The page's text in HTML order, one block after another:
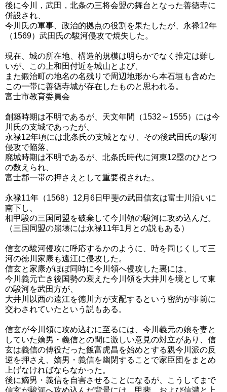
後に今川，武田，北条の三将会盟の舞台となった善徳寺に
併設され、
今川氏の軍事、政治的拠点の役割を果たしたが、永禄12年
（1569）武田氏の駿河侵攻で焼失した。
現在、城の所在地、構造的規模は明らかでなく推定は難し
いが、この上和田付近を城山とよび、
また鍛治町の地名の名残りで周辺地形から本石垣も含めた
この一帯に善徳寺城が存在したものと思われる。
富士市教育委員会
創築時期は不明であるが、天文年間（1532～1555）には今
川氏の支城であったが、
永禄12年頃には北条氏の支城となり、その後武田氏の駿河
侵攻で陥落、
廃城時期は不明であるが、北条氏時代に河東12塁のひとつ
の数えられ、
富士郡一帯の押さえとして重要視された。
永禄11年（1568）12月6日甲斐の武田信玄は富士川沿いに
南下し、
相甲駿の三国同盟を破棄して今川領の駿河に攻め込んだ。
（三国同盟の崩壊には永禄11年1月との説もある）
信玄の駿河侵攻に呼応するかのように、時を同じくして三
河の徳川家康も遠江に侵攻した。
信玄と家康がほぼ同時に今川領へ侵攻した裏には、
今川義元亡き後国勢の衰えた今川領を大井川を境として東
の駿河を武田方が、
大井川以西の遠江を徳川方が支配するという密約が事前に
交わされていたという説もある。
信玄が今川領に攻め込むに至るには、今川義元の娘を妻と
していた嫡男・義信との間に激しい意見の対立があり、信
玄は義信の傅役だった飯富虎昌を始めとする親今川派の反
逆を押さえ、嫡男・義信を幽閉することで家臣団をまとめ
上げなければならなかった。
後に嫡男・義信を自害させることになるが、こうしてまで
信玄が駿河へ攻め込んだ背景には、甲斐、および信濃と上